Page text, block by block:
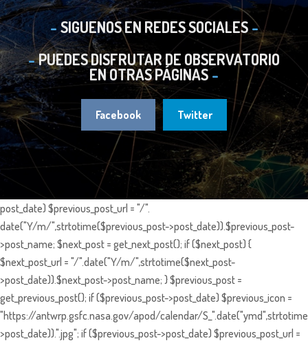
SIGUENOS EN REDES SOCIALES
PUEDES DISFRUTAR DE OBSERVATORIO
EN OTRAS PÁGINAS
Facebook Twitter
post_date) $previous_post_url = "/".
date("Y/m/",strtotime($previous_post->post_date)).$previous_post-
>post_name; $next_post = get_next_post(); if ($next_post) {
$next_post_url = "/".date("Y/m/",strtotime($next_post-
>post_date)).$next_post->post_name; } $previous_post =
get_previous_post(); if ($previous_post->post_date) $previous_icon =
"https://antwrp.gsfc.nasa.gov/apod/calendar/
>post_date)).".jpg"; if ($previous_post->post_date) $previous_post_url =